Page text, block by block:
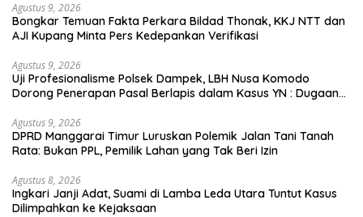
Agustus 9, 2026
Bongkar Temuan Fakta Perkara Bildad Thonak, KKJ NTT dan
AJI Kupang Minta Pers Kedepankan Verifikasi
Agustus 9, 2026
Uji Profesionalisme Polsek Dampek, LBH Nusa Komodo
Dorong Penerapan Pasal Berlapis dalam Kasus YN : Dugaan
Agustus 9, 2026
DPRD Manggarai Timur Luruskan Polemik Jalan Tani Tanah
Rata: Bukan PPL, Pemilik Lahan yang Tak Beri Izin
Agustus 8, 2026
Ingkari Janji Adat, Suami di Lamba Leda Utara Tuntut Kasus
Dilimpahkan ke Kejaksaan